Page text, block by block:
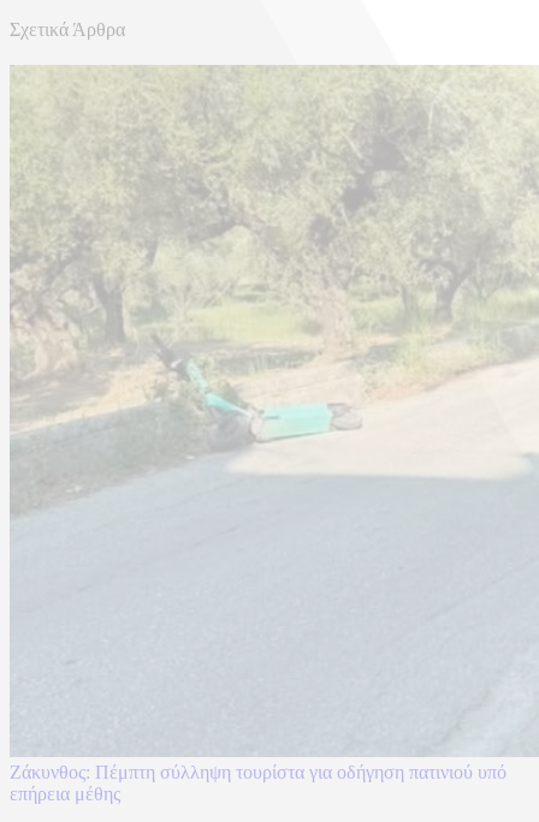
Σχετικά Άρθρα
Ζάκυνθος: Πέμπτη σύλληψη τουρίστα για οδήγηση πατινιού υπό
επήρεια μέθης